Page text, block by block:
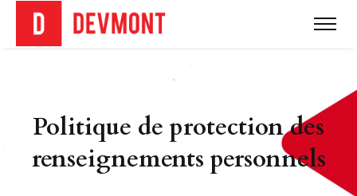
Politique de protection des
renseignements personnels